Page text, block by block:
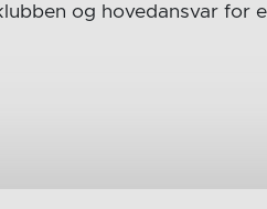
og hovedansvar for